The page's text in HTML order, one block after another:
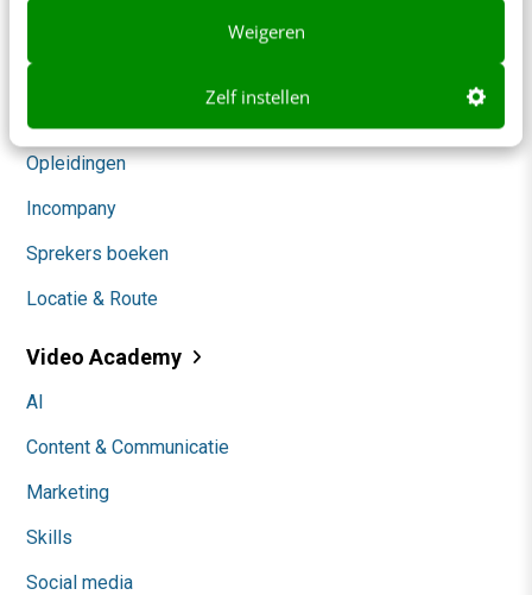
Weigeren
Zelf instellen
Mastercourses
Opleidingen
Incompany
Sprekers boeken
Locatie & Route
Video Academy
AI
Content & Communicatie
Marketing
Skills
Social media